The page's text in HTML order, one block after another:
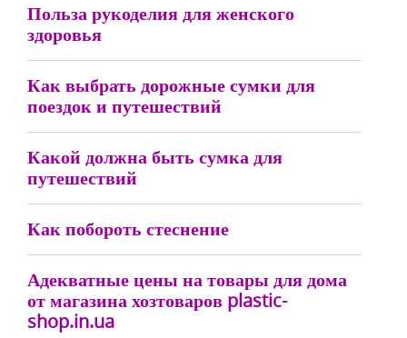
Польза рукоделия для женского
здоровья
Как выбрать дорожные сумки для
поездок и путешествий
Какой должна быть сумка для
путешествий
Как побороть стеснение
Адекватные цены на товары для дома
от магазина хозтоваров plastic-
shop.in.ua